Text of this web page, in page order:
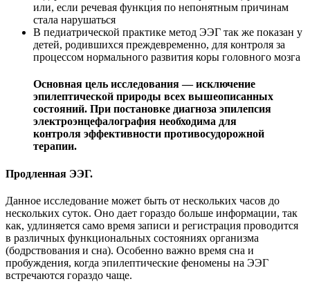
или, если речевая функция по непонятным причинам
стала нарушаться
В педиатрической практике метод ЭЭГ так же показан у
детей, родившихся преждевременно, для контроля за
процессом нормального развития коры головного мозга
Основная цель исследования — исключение
эпилептической природы всех вышеописанных
состояний. При постановке диагноза эпилепсия
электроэнцефалография необходима для
контроля эффективности противосудорожной
терапии.
Продленная ЭЭГ.
Данное исследование может быть от нескольких часов до
нескольких суток. Оно дает гораздо больше информации, так
как, удлиняется само время записи и регистрация проводится
в различных функциональных состояниях организма
(бодрствования и сна). Особенно важно время сна и
пробуждения, когда эпилептические феномены на ЭЭГ
встречаются гораздо чаще.